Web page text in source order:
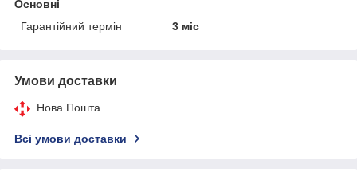
Основні
Гарантійний термін
3 міс
Умови доставки
Нова Пошта
Всі умови доставки